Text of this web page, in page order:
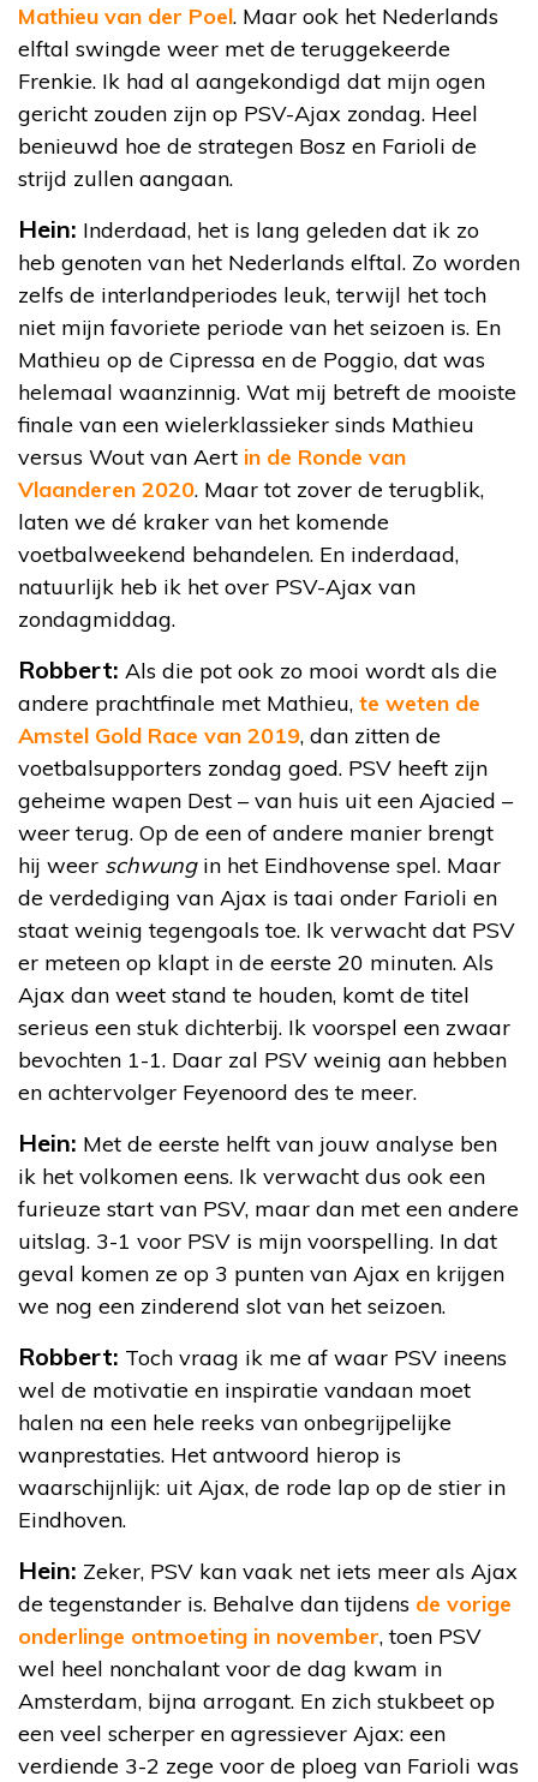
Mathieu van der Poel. Maar ook het Nederlands
elftal swingde weer met de teruggekeerde
Frenkie. Ik had al aangekondigd dat mijn ogen
gericht zouden zijn op PSV-Ajax zondag. Heel
benieuwd hoe de strategen Bosz en Farioli de
strijd zullen aangaan.
Hein: Inderdaad, het is lang geleden dat ik zo
heb genoten van het Nederlands elftal. Zo worden
zelfs de interlandperiodes leuk, terwijl het toch
niet mijn favoriete periode van het seizoen is. En
Mathieu op de Cipressa en de Poggio, dat was
helemaal waanzinnig. Wat mij betreft de mooiste
finale van een wielerklassieker sinds Mathieu
versus Wout van Aert in de Ronde van
Vlaanderen 2020. Maar tot zover de terugblik,
laten we dé kraker van het komende
voetbalweekend behandelen. En inderdaad,
natuurlijk heb ik het over PSV-Ajax van
zondagmiddag.
Robbert: Als die pot ook zo mooi wordt als die
andere prachtfinale met Mathieu, te weten de
Amstel Gold Race van 2019, dan zitten de
voetbalsupporters zondag goed. PSV heeft zijn
geheime wapen Dest – van huis uit een Ajacied –
weer terug. Op de een of andere manier brengt
hij weer schwungin het Eindhovense spel. Maar
de verdediging van Ajax is taai onder Farioli en
staat weinig tegengoals toe. Ik verwacht dat PSV
er meteen op klapt in de eerste 20 minuten. Als
Ajax dan weet stand te houden, komt de titel
serieus een stuk dichterbij. Ik voorspel een zwaar
bevochten 1-1. Daar zal PSV weinig aan hebben
en achtervolger Feyenoord des te meer.
Hein: Met de eerste helft van jouw analyse ben
ik het volkomen eens. Ik verwacht dus ook een
furieuze start van PSV, maar dan met een andere
uitslag. 3-1 voor PSV is mijn voorspelling. In dat
geval komen ze op 3 punten van Ajax en krijgen
we nog een zinderend slot van het seizoen.
Robbert: Toch vraag ik me af waar PSV ineens
wel de motivatie en inspiratie vandaan moet
halen na een hele reeks van onbegrijpelijke
wanprestaties. Het antwoord hierop is
waarschijnlijk: uit Ajax, de rode lap op de stier in
Eindhoven.
Hein: Zeker, PSV kan vaak net iets meer als Ajax
de tegenstander is. Behalve dan tijdens de vorige
onderlinge ontmoeting in november, toen PSV
wel heel nonchalant voor de dag kwam in
Amsterdam, bijna arrogant. En zich stukbeet op
een veel scherper en agressiever Ajax: een
verdiende 3-2 zege voor de ploeg van Farioli was